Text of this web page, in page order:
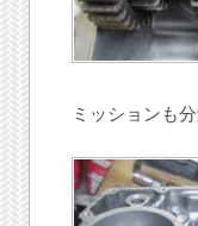
ミッションも